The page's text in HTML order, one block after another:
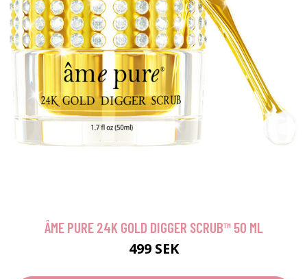
ÂME PURE 24K GOLD DIGGER SCRUB™ 50 ML
499 SEK